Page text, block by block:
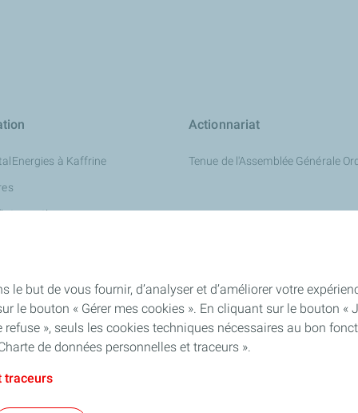
à Kaffrine
Actionnariat
Tenue de l'Assemblée Générale
but de vous fournir, d’analyser et d’améliorer votre
le bouton « Gérer mes cookies ». En cliquant sur le bouton «
», seuls les cookies techniques nécessaires au bon
de données personnelles et traceurs ».
traceurs